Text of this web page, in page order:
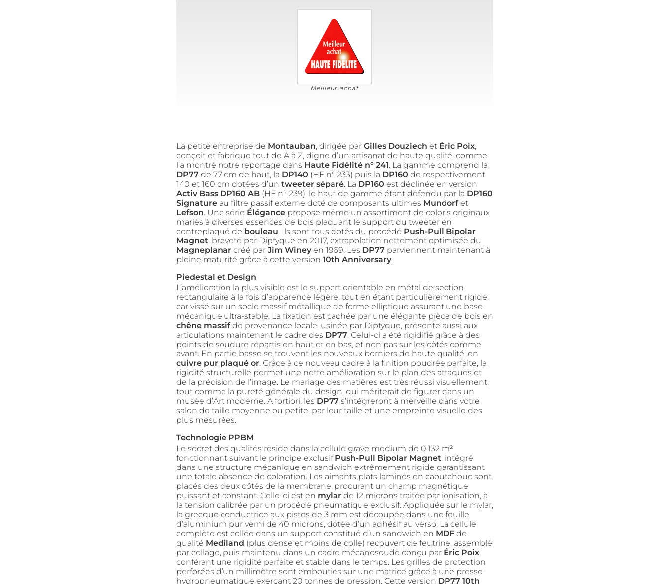
Meilleur achat
La petite entreprise de Montauban, dirigée par Gilles Douziech et Éric Poix,
conçoit et fabrique tout de A à Z, digne d’un artisanat de haute qualité, comme
l’a montré notre reportage dans Haute Fidélité n° 241. La gamme comprend la
DP77de 77 cm de haut, la DP140 (HF n° 233) puis la DP160 de respectivement
140 et 160 cm dotées d’un tweeter séparé. La DP160 est déclinée en version
Activ Bass DP160 AB(HF n° 239), le haut de gamme étant défendu par la DP160
Signatureau filtre passif externe doté de composants ultimes Mundorfet
Lefson. Une série Élégancepropose même un assortiment de coloris originaux
mariés à diverses essences de bois plaquant le support du tweeter en
contreplaqué de bouleau. Ils sont tous dotés du procédé Push-Pull Bipolar
Magnet, breveté par Diptyque en 2017, extrapolation nettement optimisée du
Magneplanarcréé par Jim Wineyen 1969. Les DP77parviennent maintenant à
pleine maturité grâce à cette version 10th Anniversary.
Piedestal et Design
L’amélioration la plus visible est le support orientable en métal de section
rectangulaire à la fois d’apparence légère, tout en étant particulièrement rigide,
car vissé sur un socle massif métallique de forme elliptique assurant une base
mécanique ultra-stable. La fixation est cachée par une élégante pièce de bois en
chêne massifde provenance locale, usinée par Diptyque, présente aussi aux
articulations maintenant le cadre des DP77. Celui-ci a été rigidifié grâce à des
points de soudure répartis en haut et en bas, et non pas sur les côtés comme
avant. En partie basse se trouvent les nouveaux borniers de haute qualité, en
cuivre pur plaqué or. Grâce à ce nouveau cadre à la finition poudrée parfaite, la
rigidité structurelle permet une nette amélioration sur le plan des attaques et
de la précision de l’image. Le mariage des matières est très réussi visuellement,
tout comme la pureté générale du design, qui mériterait de figurer dans un
musée d’Art moderne. A fortiori, les DP77s’intégreront à merveille dans votre
salon de taille moyenne ou petite, par leur taille et une empreinte visuelle des
plus mesurées.
Technologie PPBM
Le secret des qualités réside dans la cellule grave médium de 0,132 m²
fonctionnant suivant le principe exclusif Push-Pull Bipolar Magnet, intégré
dans une structure mécanique en sandwich extrêmement rigide garantissant
une totale absence de coloration. Les aimants plats laminés en caoutchouc sont
placés des deux côtés de la membrane, procurant un champ magnétique
puissant et constant. Celle-ci est en mylarde 12 microns traitée par ionisation, à
la tension calibrée par un procédé pneumatique exclusif. Appliquée sur le mylar,
la grecque conductrice aux pistes de 3 mm est découpée dans une feuille
d’aluminium pur verni de 40 microns, dotée d’un adhésif au verso. La cellule
complète est collée dans un support constitué d’un sandwich en MDFde
qualité Mediland (plus dense et moins de colle) recouvert de feutrine, assemblé
par collage, puis maintenu dans un cadre mécanosoudé conçu par Éric Poix,
conférant une rigidité parfaite et stable dans le temps. Les grilles de protection
perforées d’un millimètre sont embouties sur une matrice grâce à une presse
hydropneumatique exerçant 20 tonnes de pression. Cette version DP77 10th